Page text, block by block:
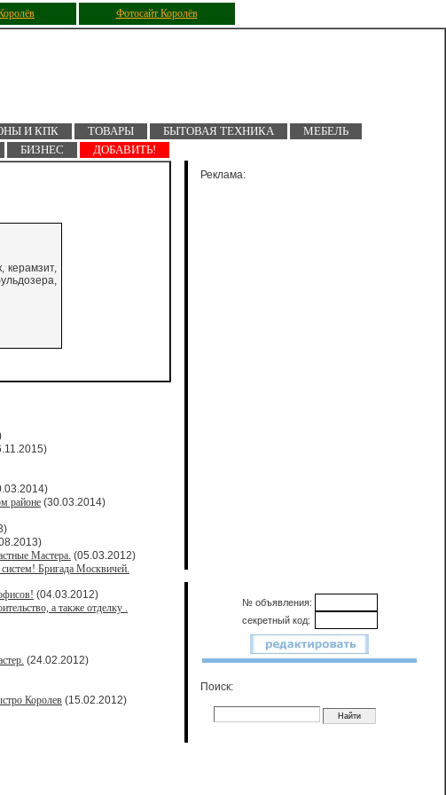
Фотосайт Королёв
И КПК ТОВАРЫ БЫТОВАЯ ТЕХНИКА
МЕБЕЛЬ
БИЗНЕС ДОБАВИТЬ!
керамзит,
районе (30.03.2014)
Мастера. (05.03.2012)
Бригада Москвичей.
(04.03.2012)
а также отделку .
(24.02.2012)
Королев (15.02.2012)
Реклама:
№ объявления:
секретный код:
Поиск: